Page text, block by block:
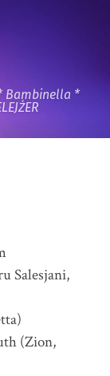
Bambinella *
Salesjani,
(Zion,